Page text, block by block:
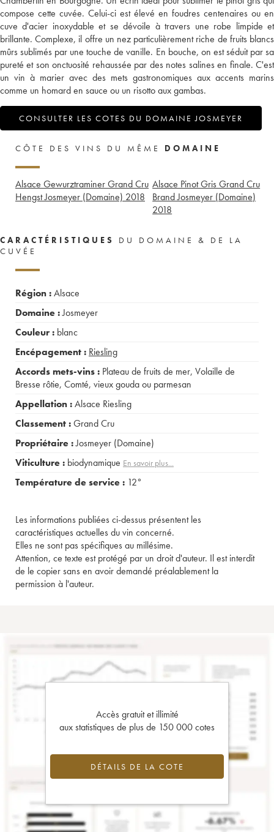
compose cette cuvée. Celui-ci est élevé en foudres centenaires ou en
cuve d'acier inoxydable et se dévoile à travers une robe limpide et
brillante. Complexe, il offre un nez particulièrement riche de fruits blancs
mûrs sublimés par une touche de vanille. En bouche, on est séduit par sa
pureté et son onctuosité rehaussée par des notes salines en finale. C'est
un vin à marier avec des mets gastronomiques aux accents marins
comme un homard en sauce ou un risotto aux gambas.
CONSULTER LES COTES DU DOMAINE JOSMEYER
CÔTE DES VINS DU MÊME DOMAINE
Alsace Gewurztraminer Grand Cru
Hengst Josmeyer (Domaine) 2018
Alsace Pinot Gris Grand Cru
Brand Josmeyer (Domaine)
2018
CARACTÉRISTIQUES
DU DOMAINE & DE LA
CUVÉE
Région :Alsace
Domaine :Josmeyer
Couleur : blanc
Encépagement : Riesling
Accords mets-vins : Plateau de fruits de mer, Volaille de
Bresse rôtie, Comté, vieux gouda ou parmesan
Appellation :Alsace Riesling
Classement :Grand Cru
Propriétaire :Josmeyer (Domaine)
Viticulture : biodynamique En savoir plus...
Température de service : 12°
Les informations publiées ci-dessus présentent les
caractéristiques actuelles du vin concerné.
Elles ne sont pas spécifiques au millésime.
Attention, ce texte est protégé par un droit d'auteur. Il est interdit
de le copier sans en avoir demandé préalablement la
permission à l'auteur.
Accès gratuit et illimité
aux statistiques de plus de 150 000 cotes
DÉTAILS DE LA COTE